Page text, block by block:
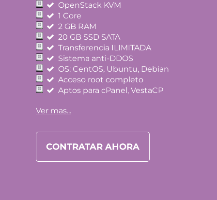
OpenStack KVM
1 Core
2 GB RAM
20 GB SSD SATA
Transferencia ILIMITADA
Sistema anti-DDOS
OS: CentOS, Ubuntu, Debian
Acceso root completo
Aptos para cPanel, VestaCP
Ver mas...
CONTRATAR AHORA